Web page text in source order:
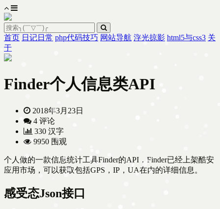
首页 日记日常 php代码技巧 网站导航 浮光掠影 html5与css3 关
于
Finder个人信息类API
2018年3月23日
4 评论
330 汉字
9950 围观
个人做的一款信息统计工具Finder的API，Finder已经上架酷安
应用市场，可以获取包括GPS，IP，UA在内的详细信息。
感受态Json接口